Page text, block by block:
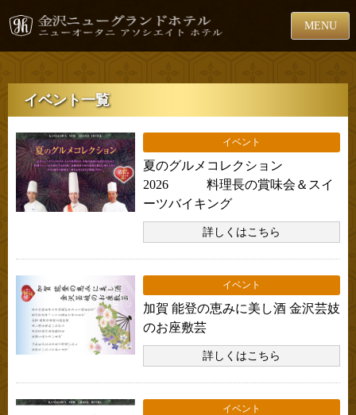
MENU
イベント一覧
イベント
夏のグルメコレクション
2026 料理長の賞味会＆スイ
ーツバイキング
詳しくはこちら
イベント
加賀 能登の恵みに美し酒 金沢芸妓
のお座敷芸
詳しくはこちら
イベント